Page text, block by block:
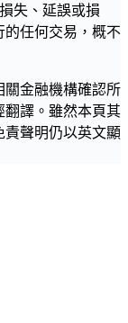
失、延誤或損
的任何交易，概不
金融機構確認所
譯。雖然本頁其
聲明仍以英文顯